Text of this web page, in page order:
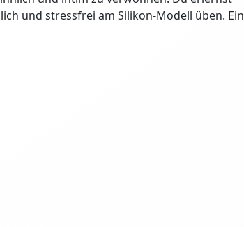
und stressfrei am Silikon-Modell üben. Ein